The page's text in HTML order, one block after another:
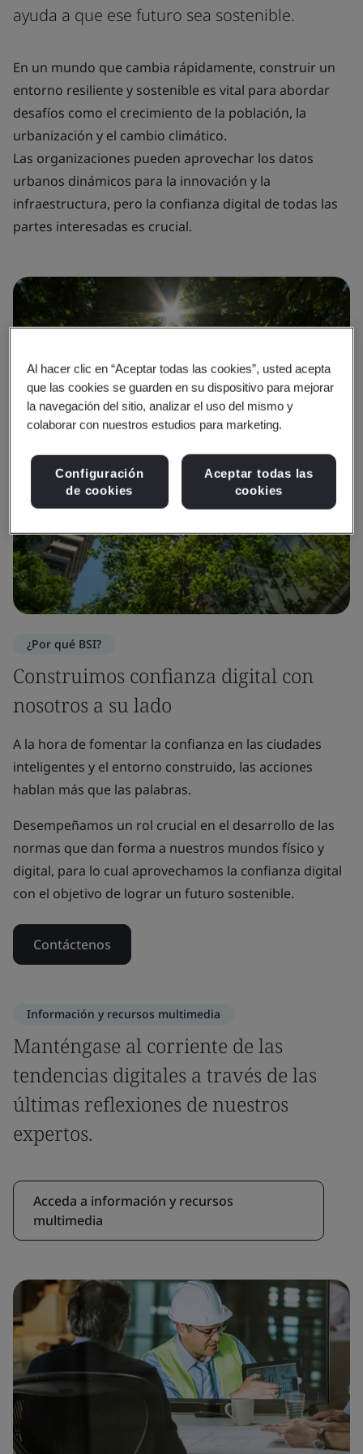
ayuda a que ese futuro sea sostenible.
En un mundo que cambia rápidamente, construir un
entorno resiliente y sostenible es vital para abordar
desafíos como el crecimiento de la población, la
urbanización y el cambio climático.
Las organizaciones pueden aprovechar los datos
urbanos dinámicos para la innovación y la
infraestructura, pero la confianza digital de todas las
partes interesadas es crucial.
¿Por qué BSI?
Construimos confianza digital con
nosotros a su lado
A la hora de fomentar la confianza en las ciudades
inteligentes y el entorno construido, las acciones
hablan más que las palabras.
Desempeñamos un rol crucial en el desarrollo de las
normas que dan forma a nuestros mundos físico y
digital, para lo cual aprovechamos la confianza digital
con el objetivo de lograr un futuro sostenible.
Contáctenos
Información y recursos multimedia
Manténgase al corriente de las
tendencias digitales a través de las
últimas reflexiones de nuestros
expertos.
Acceda a información y recursos
multimedia
Al hacer clic en “Aceptar todas las cookies”, usted acepta
que las cookies se guarden en su dispositivo para mejorar
la navegación del sitio, analizar el uso del mismo y
colaborar con nuestros estudios para marketing.
Configuración
de cookies
Aceptar todas las
cookies